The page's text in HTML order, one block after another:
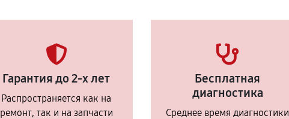
Гарантия до 2-х лет
Распространяется как на
ремонт, так и на запчасти
Бесплатная
диагностика
Среднее время диагностики